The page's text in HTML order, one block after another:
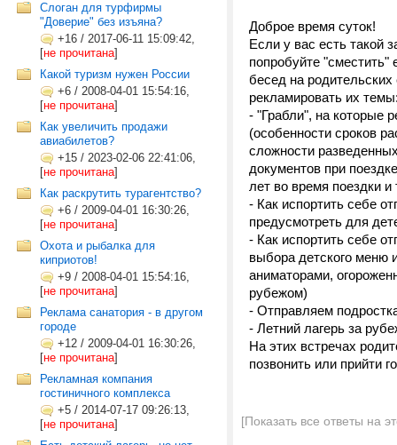
Слоган для турфирмы
"Доверие" без изъяна?
+16 / 2017-06-11 15:09:42,
[не прочитана]
Какой туризм нужен России
+6 / 2008-04-01 15:54:16,
[не прочитана]
Как увеличить продажи
авиабилетов?
+15 / 2023-02-06 22:41:06,
[не прочитана]
Как раскрутить турагентство?
+6 / 2009-04-01 16:30:26,
[не прочитана]
Охота и рыбалка для
киприотов!
+9 / 2008-04-01 15:54:16,
[не прочитана]
Реклама санатория - в другом
городе
+12 / 2009-04-01 16:30:26,
[не прочитана]
Рекламная компания
гостиничного комплекса
+5 / 2014-07-17 09:26:13,
[не прочитана]
Доброе время суток!
Если у вас есть такой
попробуйте "сместить"
бесед на
рекламировать их
- "Грабли", на которые
(особенности сроков
сложности
документов при
лет во время поездки
- Как испортить себе
предусмотреть для
- Как испортить себе
выбора детского меню
аниматорами,
рубежом)
- Отправляем
- Летний лагерь за
На этих встречах
позвонить или прийти
[Показать все ответы на